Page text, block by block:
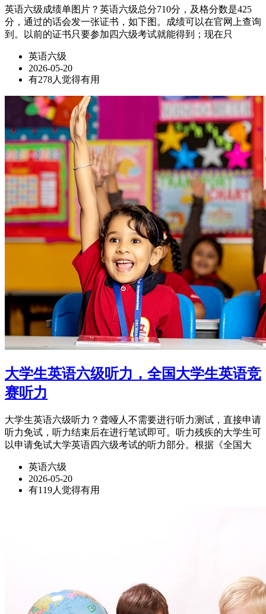
英语六级成绩单图片？英语六级总分710分，及格分数是425
分，通过的话会发一张证书，如下图。成绩可以在官网上查询
到。以前的证书只要参加四六级考试就能得到；现在只
英语六级
2026-05-20
有278人觉得有用
大学生英语六级听力，全国大学生英语竞
赛听力
大学生英语六级听力？聋哑人不需要进行听力测试，直接申请
听力免试，听力结束后在进行笔试即可。听力残疾的大学生可
以申请免试大学英语四六级考试的听力部分。根据《全国大
英语六级
2026-05-20
有119人觉得有用